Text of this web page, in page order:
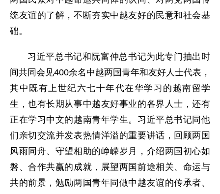
统友谊的了解，不断夯实中越友好的民意和社会基
础。
习近平总书记和阮富仲总书记为此专门抽出时
间共同会见400余名中越两国青年和友好人士代表，
其中既有上世纪六七十年代在华学习的越南留学
生，也有长期从事中越友好事业的各界人士，还有
正在学习中文的越南青年学生。习近平总书记同他
们亲切交流并发表热情洋溢的重要讲话，回顾两国
风雨同舟、守望相助的峥嵘岁月，介绍两国初心如
磐、合作共赢的成就，展望两国前途相关、命运与
共的前景，勉励两国青年同做中越友谊的传承者、